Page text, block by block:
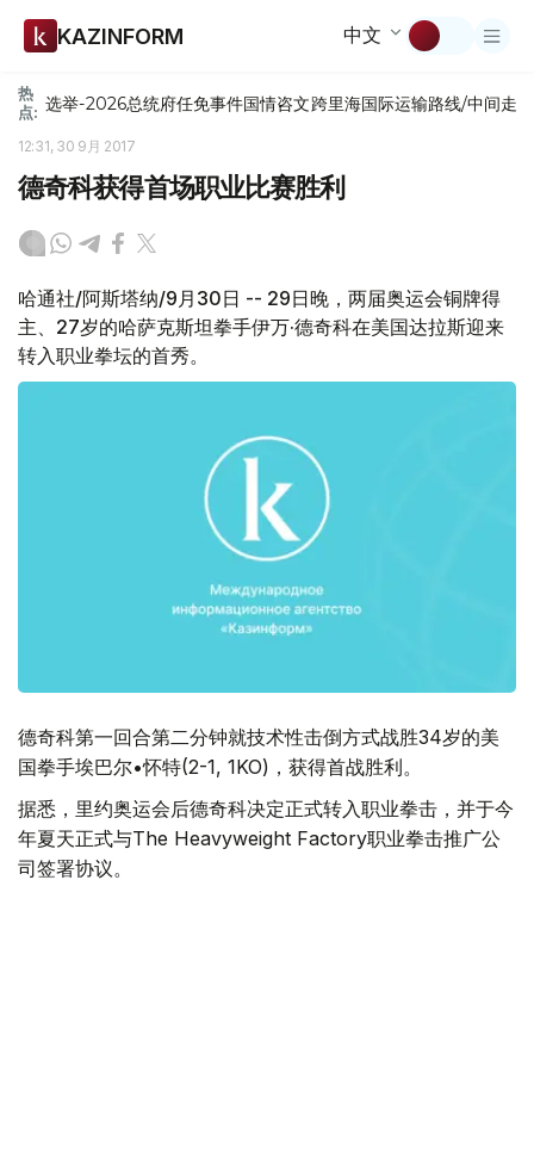
KAZINFORM 中文
热
点: 选举-2026总统府任免事件国情咨文跨里海国际运输路线/中间走廊
12:31, 30 9月 2017
德奇科获得首场职业比赛胜利
哈通社/阿斯塔纳/9月30日 -- 29日晚，两届奥运会铜牌得
主、27岁的哈萨克斯坦拳手伊万·德奇科在美国达拉斯迎来
转入职业拳坛的首秀。
德奇科第一回合第二分钟就技术性击倒方式战胜34岁的美
国拳手埃巴尔•怀特(2-1, 1KO)，获得首战胜利。
据悉，里约奥运会后德奇科决定正式转入职业拳击，并于今
年夏天正式与The Heavyweight Factory职业拳击推广公
司签署协议。